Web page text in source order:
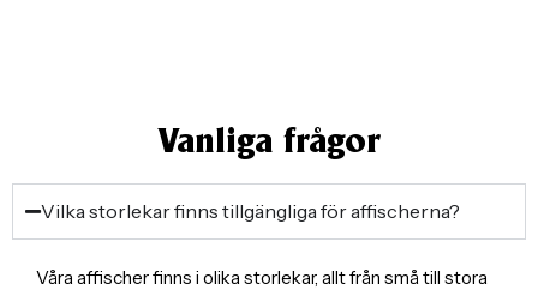
Vanliga frågor
Vilka storlekar finns tillgängliga för affischerna?
Våra affischer finns i olika storlekar, allt från små till stora